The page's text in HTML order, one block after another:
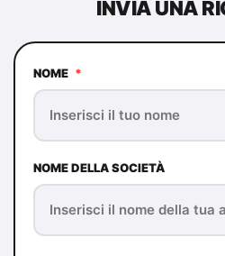
INVIA UNA
NOME *
NOME DELLA SOCIETÀ